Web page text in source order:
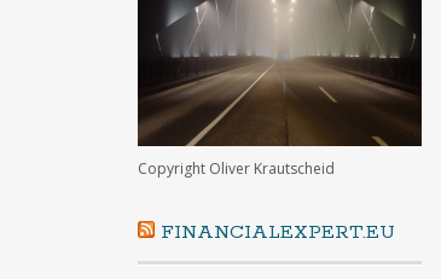
Copyright Oliver Krautscheid
FINANCIALEXPERT.EU